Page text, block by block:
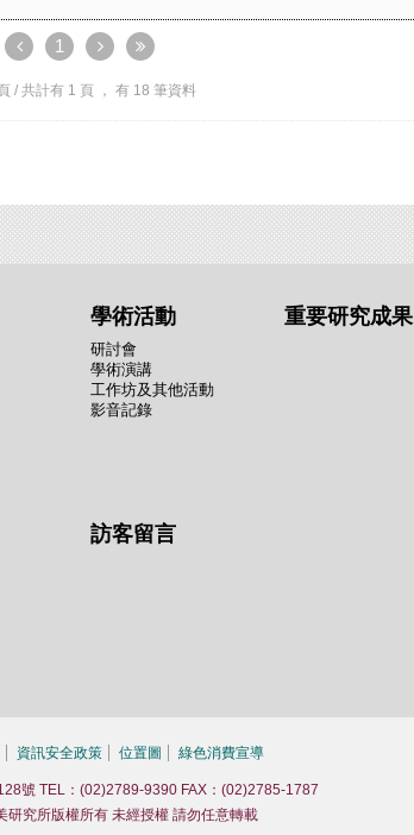
1
/ 共計有 1 頁 ， 有 18 筆資料
學術活動
研討會
學術演講
工作坊及其他活動
影音記錄
重要研究成果
訪客留言
資訊安全政策 位置圖 綠色消費宣導
號 TEL：(02)2789-9390 FAX：(02)2785-1787
究所版權所有 未經授權 請勿任意轉載